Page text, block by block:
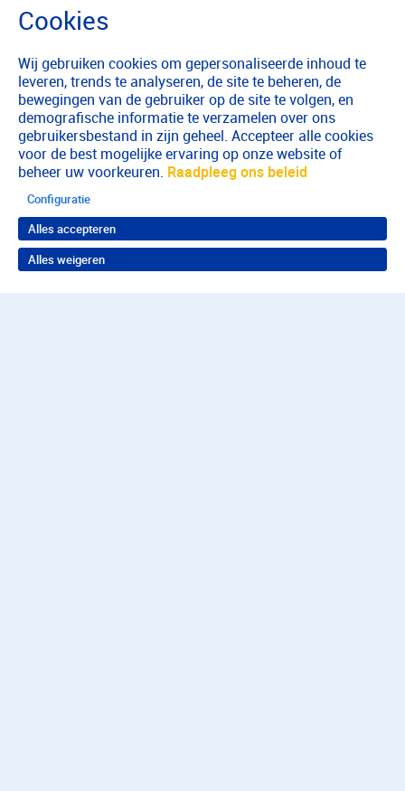
Wij gebruiken cookies om gepersonaliseerde inhoud te
leveren, trends te analyseren, de site te beheren, de
bewegingen van de gebruiker op de site te volgen, en
demografische informatie te verzamelen over ons
gebruikersbestand in zijn geheel. Accepteer alle cookies
voor de best mogelijke ervaring op onze website of
beheer uw voorkeuren. Raadpleeg ons beleid
Configuratie
Alles accepteren
Alles weigeren